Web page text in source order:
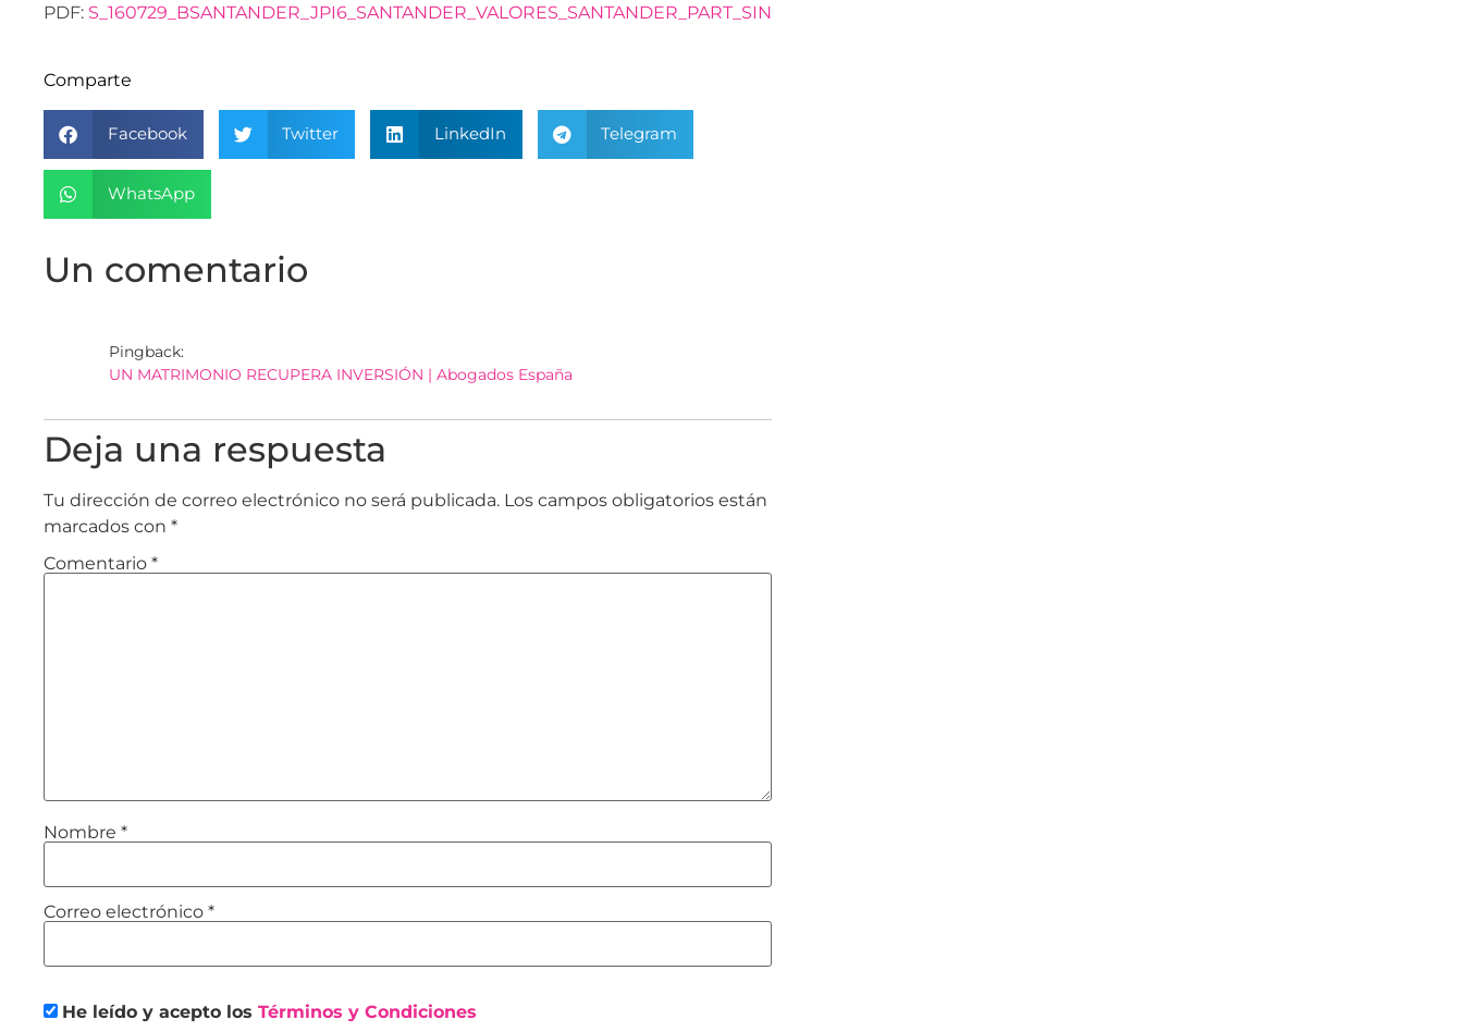
PDF: S_160729_BSANTANDER_JPI6_SANTANDER_VALORES_SANTANDER_PART_SIN
Comparte
Facebook Twitter LinkedIn Telegram
WhatsApp
Un comentario
Pingback:
UN MATRIMONIO RECUPERA INVERSIÓN | Abogados España
Deja una respuesta
Tu dirección de correo electrónico no será publicada. Los campos obligatorios están
marcados con *
Comentario *
Nombre *
Correo electrónico *
He leído y acepto los Términos y Condiciones